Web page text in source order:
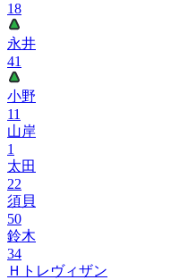
18
永井
41
小野
11
山岸
1
太田
22
須貝
50
鈴木
34
Ｈトレヴィザン